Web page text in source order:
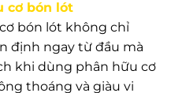
cơ bón lót
bón lót không chỉ
định ngay từ đầu mà
khi dùng phân hữu cơ
thoáng và giàu vi